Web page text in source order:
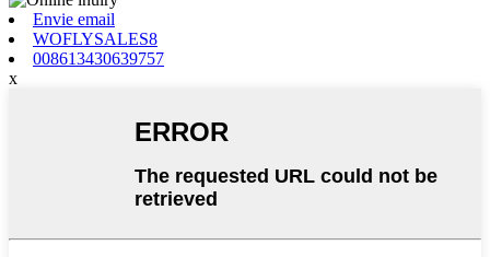
Envie email
WOFLYSALES8
008613430639757
x